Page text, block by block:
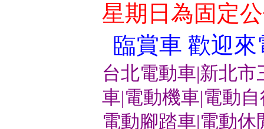
星期日為固定
臨賞車 歡迎來
台北電動車|新北
車|電動機車|電動
電動腳踏車|電動休